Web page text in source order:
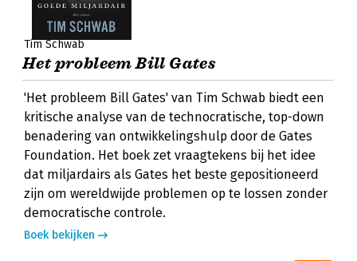
Tim Schwab
Het probleem Bill Gates
'Het probleem Bill Gates' van Tim Schwab biedt een
kritische analyse van de technocratische, top-down
benadering van ontwikkelingshulp door de Gates
Foundation. Het boek zet vraagtekens bij het idee
dat miljardairs als Gates het beste gepositioneerd
zijn om wereldwijde problemen op te lossen zonder
democratische controle.
Boek bekijken